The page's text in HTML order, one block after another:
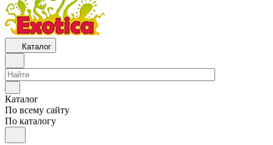
Каталог
Каталог
По всему сайту
По каталогу